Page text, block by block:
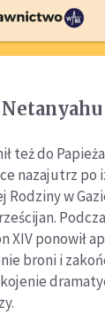
też do
nazajutrz po
Rodziny w
XIV ponowił
broni i